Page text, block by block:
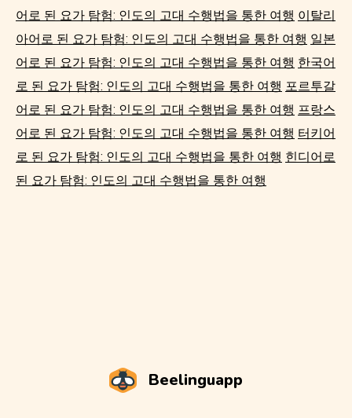
어로 된 요가 탐험: 인도의 고대 수행법을 통한 여행 이탈리
아어로 된 요가 탐험: 인도의 고대 수행법을 통한 여행 일본
어로 된 요가 탐험: 인도의 고대 수행법을 통한 여행 한국어
로 된 요가 탐험: 인도의 고대 수행법을 통한 여행 포르투갈
어로 된 요가 탐험: 인도의 고대 수행법을 통한 여행 프랑스
어로 된 요가 탐험: 인도의 고대 수행법을 통한 여행 터키어
로 된 요가 탐험: 인도의 고대 수행법을 통한 여행 힌디어로
된 요가 탐험: 인도의 고대 수행법을 통한 여행
Beelinguapp